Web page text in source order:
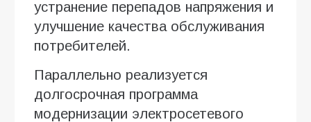
устранение перепадов напряжения и
улучшение качества обслуживания
потребителей.
Параллельно реализуется
долгосрочная программа
модернизации электросетевого